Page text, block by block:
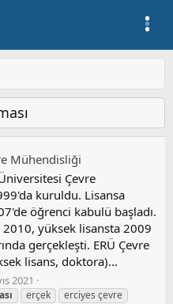
Mühendisliği
Çevre
kuruldu. Lisansa
öğrenci kabulü başladı.
yüksek lisansta 2009
gerçekleşti. ERÜ Çevre
lisans, doktora)...
2021
erçek
erciyes çevre